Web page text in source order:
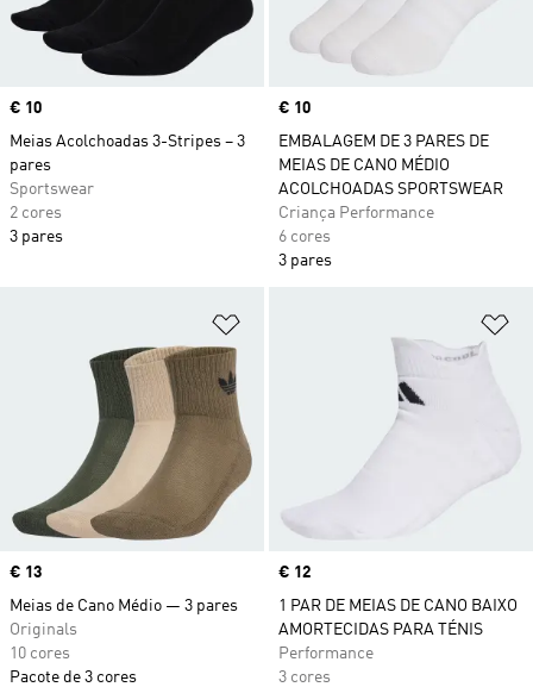
Price
€ 10
Meias Acolchoadas 3-Stripes – 3
pares
Sportswear
2 cores
3 pares
Price
€ 10
EMBALAGEM DE 3 PARES DE
MEIAS DE CANO MÉDIO
ACOLCHOADAS SPORTSWEAR
Criança Performance
6 cores
3 pares
Price
€ 13
Meias de Cano Médio — 3 pares
Originals
10 cores
Pacote de 3 cores
Price
€ 12
1 PAR DE MEIAS DE CANO BAIXO
AMORTECIDAS PARA TÉNIS
Performance
3 cores